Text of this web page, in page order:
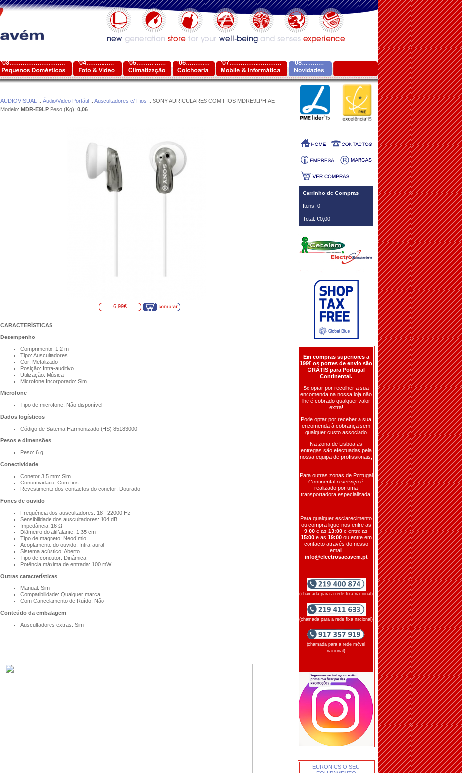
AUDIOVISUAL :: Áudio/Video Portátil:: Auscultadores c/ Fios :: SONY AURICULARES COM FIOS MDRE9LPH.AE
Modelo: MDR-E9LPPeso (Kg): 0,06
6,99€
CARACTERÍSTICAS
Desempenho
Comprimento: 1,2 m
Tipo: Auscultadores
Cor: Metalizado
Posição: Intra-auditivo
Utilização: Música
Microfone Incorporado: Sim
Microfone
Tipo de microfone: Não disponível
Dados logísticos
Código de Sistema Harmonizado (HS) 85183000
Pesos e dimensões
Peso: 6 g
Conectividade
Conetor 3,5 mm: Sim
Conectividade: Com fios
Revestimento dos contactos do conetor: Dourado
Fones de ouvido
Frequência dos auscultadores: 18 - 22000 Hz
Sensibilidade dos auscultadores: 104 dB
Impedância: 16 Ω
Diâmetro do altifalante: 1,35 cm
Tipo de magneto: Neodímio
Acoplamento do ouvido: Intra-aural
Sistema acústico: Aberto
Tipo de condutor: Dinâmica
Potência máxima de entrada: 100 mW
Outras características
Manual: Sim
Compatibilidade: Qualquer marca
Com Cancelamento de Ruído: Não
Conteúdo da embalagem
Auscultadores extras: Sim
Carrinho de Compras
Itens: 0
Total: €0,00
Em compras superiores a
199€ os portes de envio são
GRÁTIS para Portugal
Continental.
Se optar por recolher a sua
encomenda na nossa loja não
lhe é cobrado qualquer valor
extra!
Pode optar por receber a sua
encomenda à cobrança sem
qualquer custo associado
Na zona de Lisboa as
entregas são efectuadas pela
nossa equipa de profissionais;
Para outras zonas de Portugal
Continental o serviço é
realizado por uma
transportadora especializada;
Para qualquer esclarecimento
ou compra ligue-nos entre as
9:00 e as 13:00 e entre as
15:00e as 19:00 ou entre em
contacto através do nosso
email
info@electrosacavem.pt
(chamada para a rede fixa nacional)
(chamada para a rede fixa nacional)
(chamada para a rede móvel
nacional)
EURONICS O SEU